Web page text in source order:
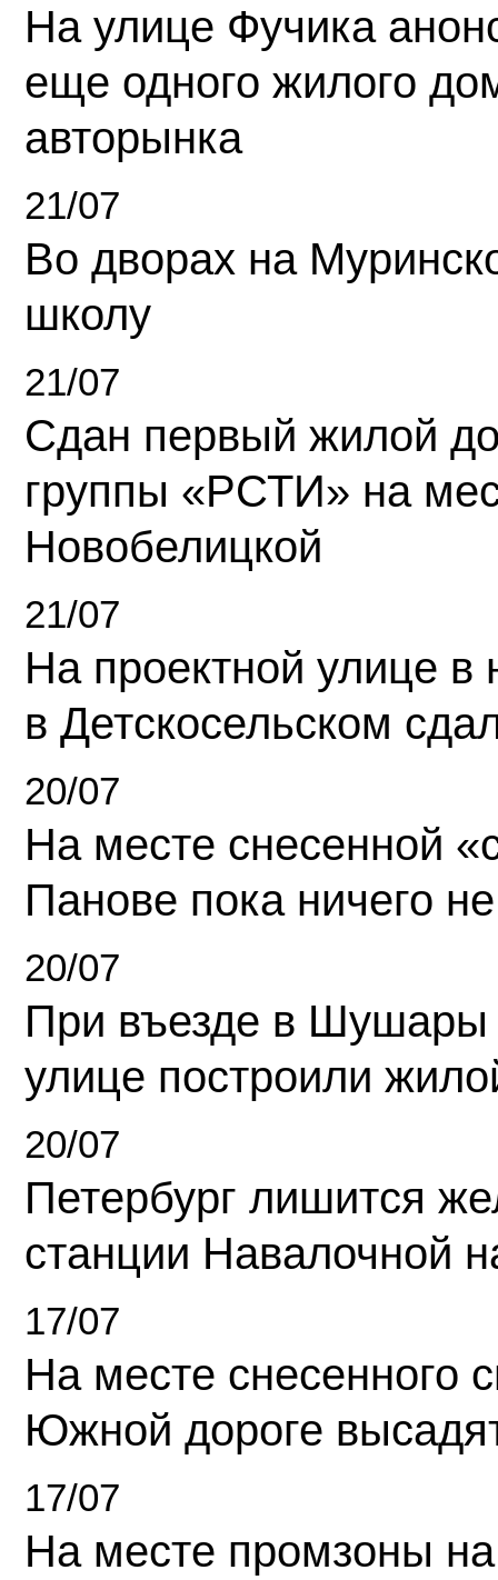
На улице Фучика
еще одного жилого
авторынка
21/07
Во дворах на
школу
21/07
Сдан первый жилой
группы «РСТИ» на
Новобелицкой
21/07
На проектной улице
в Детскосельском
20/07
На месте снесенной
Панове пока ничего
20/07
При въезде в Шушары
улице построили
20/07
Петербург лишится
станции Навалочной
17/07
На месте снесенного
Южной дороге
17/07
На месте промзоны